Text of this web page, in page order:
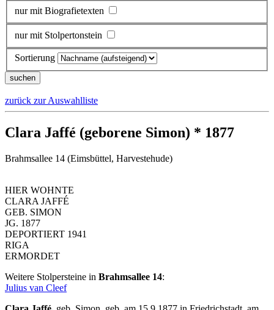
nur mit Biografietexten
nur mit Stolpertonstein
Sortierung
zurück zur Auswahlliste
Clara Jaffé (geborene Simon) * 1877
Brahmsallee 14 (Eimsbüttel, Harvestehude)
HIER WOHNTE
CLARA JAFFÉ
GEB. SIMON
JG. 1877
DEPORTIERT 1941
RIGA
ERMORDET
Weitere Stolpersteine in Brahmsallee 14:
Julius van Cleef